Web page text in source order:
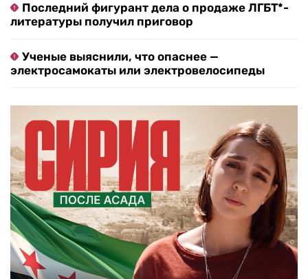
Последний фигурант дела о продаже ЛГБТ*-
литературы получил приговор
Ученые выяснили, что опаснее —
электросамокаты или электровелосипеды